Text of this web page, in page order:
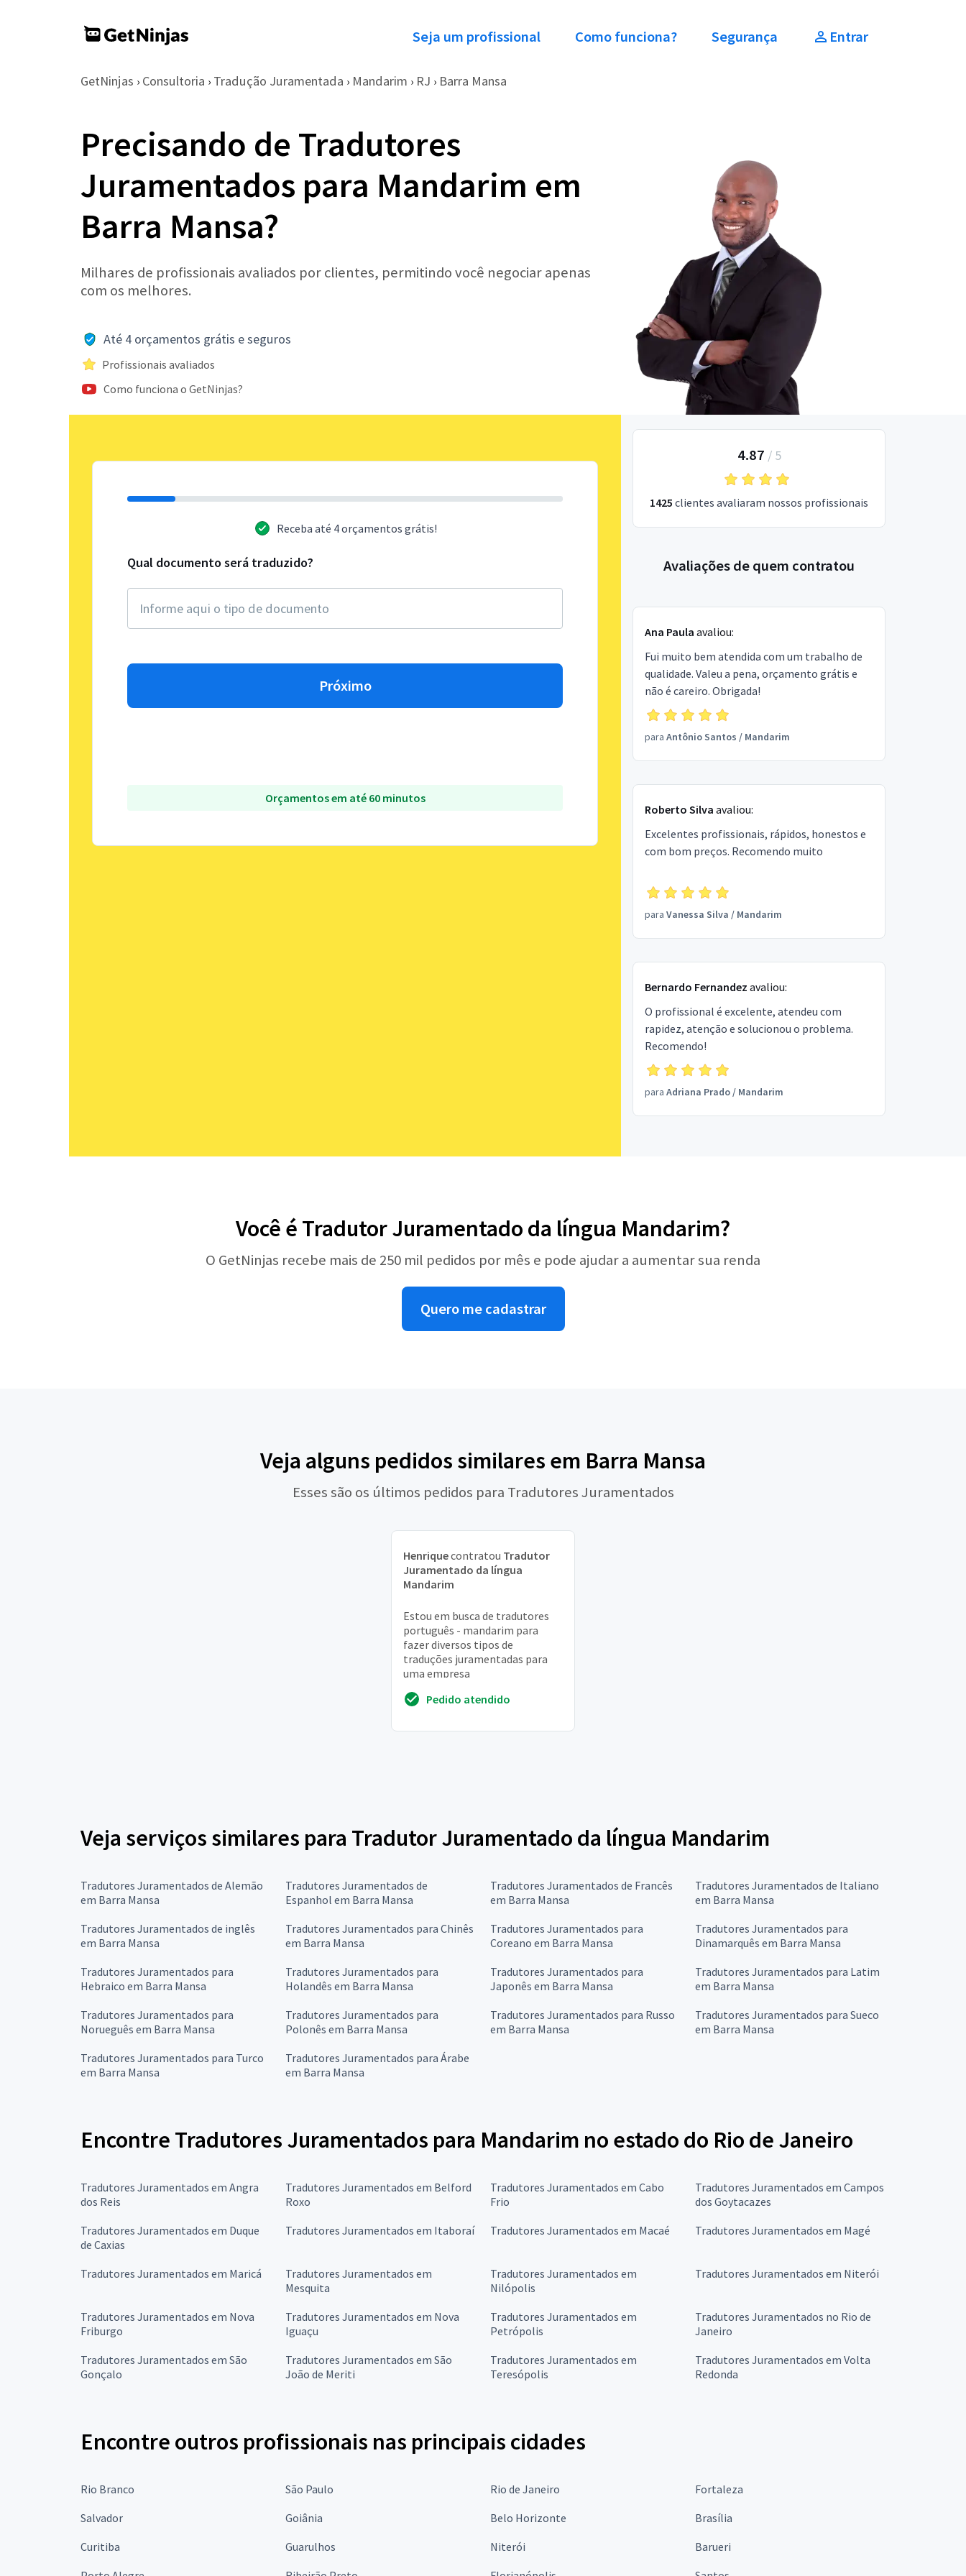
Seja um profissional Como funciona? Segurança Entrar
GetNinjas › Consultoria › Tradução Juramentada › Mandarim › RJ › Barra Mansa
Precisando de Tradutores
Juramentados para Mandarim em
Barra Mansa?
Milhares de profissionais avaliados por clientes, permitindo você negociar apenas
com os melhores.
Até 4 orçamentos grátis e seguros
Profissionais avaliados
Como funciona o GetNinjas?
Receba até 4 orçamentos grátis!
Qual documento será traduzido?
Próximo
Orçamentos em até 60 minutos
4.87 / 5
1425 clientes avaliaram nossos profissionais
Avaliações de quem contratou
Ana Paula avaliou:
Fui muito bem atendida com um trabalho de
qualidade. Valeu a pena, orçamento grátis e
não é careiro. Obrigada!
para Antônio Santos / Mandarim
Roberto Silva avaliou:
Excelentes profissionais, rápidos, honestos e
com bom preços. Recomendo muito
para Vanessa Silva / Mandarim
Bernardo Fernandez avaliou:
O profissional é excelente, atendeu com
rapidez, atenção e solucionou o problema.
Recomendo!
para Adriana Prado/ Mandarim
Você é Tradutor Juramentado da língua Mandarim?
O GetNinjas recebe mais de 250 mil pedidos por mês e pode ajudar a aumentar sua renda
Quero me cadastrar
Veja alguns pedidos similares em Barra Mansa
Esses são os últimos pedidos para Tradutores Juramentados
Henriquecontratou Tradutor
Juramentado da língua
Mandarim
Estou em busca de tradutores
português - mandarim para
fazer diversos tipos de
traduções juramentadas para
uma empresa
Pedido atendido
Veja serviços similares para Tradutor Juramentado da língua Mandarim
Tradutores Juramentados de Alemão
em Barra Mansa
Tradutores Juramentados de
Espanhol em Barra Mansa
Tradutores Juramentados de Francês
em Barra Mansa
Tradutores Juramentados de Italiano
em Barra Mansa
Tradutores Juramentados de inglês
em Barra Mansa
Tradutores Juramentados para Chinês
em Barra Mansa
Tradutores Juramentados para
Coreano em Barra Mansa
Tradutores Juramentados para
Dinamarquês em Barra Mansa
Tradutores Juramentados para
Hebraico em Barra Mansa
Tradutores Juramentados para
Holandês em Barra Mansa
Tradutores Juramentados para
Japonês em Barra Mansa
Tradutores Juramentados para Latim
em Barra Mansa
Tradutores Juramentados para
Norueguês em Barra Mansa
Tradutores Juramentados para
Polonês em Barra Mansa
Tradutores Juramentados para Russo
em Barra Mansa
Tradutores Juramentados para Sueco
em Barra Mansa
Tradutores Juramentados para Turco
em Barra Mansa
Tradutores Juramentados para Árabe
em Barra Mansa
Encontre Tradutores Juramentados para Mandarim no estado do Rio de Janeiro
Tradutores Juramentados em Angra
dos Reis
Tradutores Juramentados em Belford
Roxo
Tradutores Juramentados em Cabo
Frio
Tradutores Juramentados em Campos
dos Goytacazes
Tradutores Juramentados em Duque
de Caxias
Tradutores Juramentados em Itaboraí Tradutores Juramentados em Macaé Tradutores Juramentados em Magé
Tradutores Juramentados em Maricá
Tradutores Juramentados em
Mesquita
Tradutores Juramentados em
Nilópolis
Tradutores Juramentados em Niterói
Tradutores Juramentados em Nova
Friburgo
Tradutores Juramentados em Nova
Iguaçu
Tradutores Juramentados em
Petrópolis
Tradutores Juramentados no Rio de
Janeiro
Tradutores Juramentados em São
Gonçalo
Tradutores Juramentados em São
João de Meriti
Tradutores Juramentados em
Teresópolis
Tradutores Juramentados em Volta
Redonda
Encontre outros profissionais nas principais cidades
Rio Branco São Paulo Rio de Janeiro
Fortaleza
Salvador
Goiânia Belo Horizonte
Brasília
Curitiba
Guarulhos Niterói
Barueri